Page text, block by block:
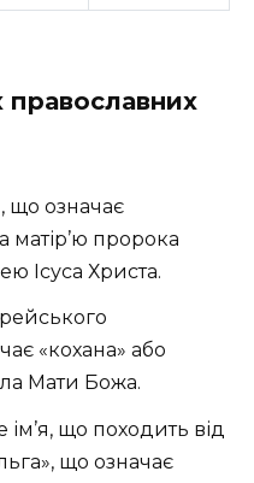
що означає
матір’ю пророка
Ісуса Христа.
«кохана» або
Мати Божа.
що походить від
що означає